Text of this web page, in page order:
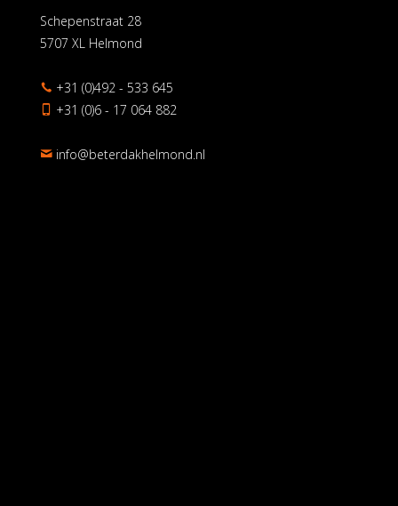
Schepenstraat 28
5707 XL Helmond
+31 (0)492 - 533 645
+31 (0)6 - 17 064 882
ln.dnomlehkadreteb@ofni